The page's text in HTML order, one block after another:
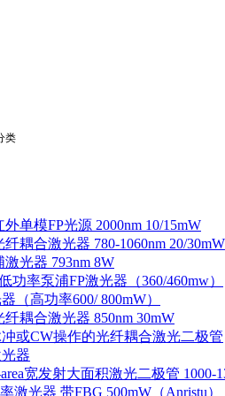
类
单模FP光源 2000nm 10/15mW
耦合激光器 780-1060nm 20/30mW
光器 793nm 8W
功率泵浦FP激光器（360/460mw）
（高功率600/ 800mW）
耦合激光器 850nm 30mW
冲或CW操作的光纤耦合激光二极管
器
宽发射大面积激光二极管 1000-
激光器 带FBG 500mW（Anristu）